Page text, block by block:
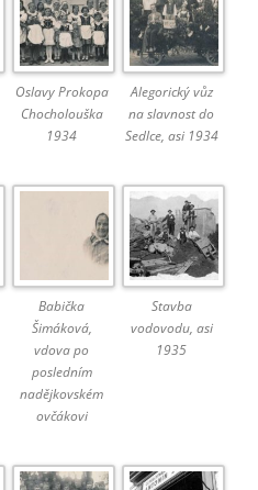
Oslavy Prokopa
Chocholouška
1934
Alegorický vůz
na slavnost do
Sedlce, asi 1934
Babička
Šimáková,
vdova po
posledním
nadějkovském
ovčákovi
Stavba
vodovodu, asi
1935